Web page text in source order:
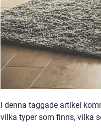
I denna taggade artikel
vilka typer som finns, vilka